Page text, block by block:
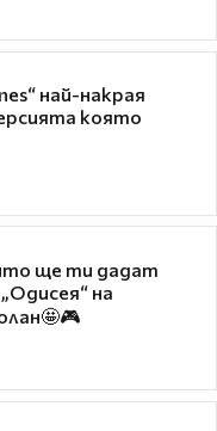
най-накрая
която
ще ти дадат
на